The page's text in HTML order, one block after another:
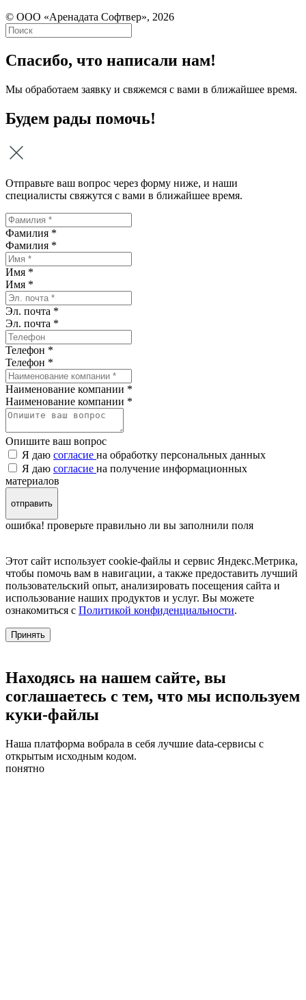
© ООО «Аренадата Софтвер», 2026
Спасибо, что написали нам!
Мы обработаем заявку и свяжемся с вами в ближайшее время.
Будем рады помочь!
Отправьте ваш вопрос через форму ниже, и наши
специалисты свяжутся с вами в ближайшее время.
Фамилия *
Фамилия *
Имя *
Имя *
Эл. почта *
Эл. почта *
Телефон *
Телефон *
Наименование компании *
Наименование компании *
Опишите ваш вопрос
Я даю согласие на обработку персональных данных
Я даю согласие на получение информационных
материалов
отправить
ошибка! проверьте правильно ли вы заполнили поля
Этот сайт использует cookie-файлы и сервис Яндекс.Метрика,
чтобы помочь вам в навигации, а также предоставить лучший
пользовательский опыт, анализировать посещения сайта и
использование наших продуктов и услуг. Вы можете
ознакомиться с Политикой конфиденциальности.
Принять
Находясь на нашем сайте, вы
соглашаетесь с тем, что мы используем
куки-файлы
Наша платформа вобрала в себя лучшие data-сервисы с
открытым исходным кодом.
понятно